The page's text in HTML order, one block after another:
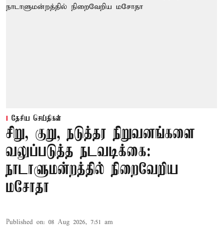
தேசிய செய்திகள்
சிறு, குறு, நடுத்தர நிறுவனங்களை
வலுப்படுத்த நடவடிக்கை:
நாடாளுமன்றத்தில் நிறைவேறிய
மசோதா
Published on: 08 Aug 2026, 7:51 am